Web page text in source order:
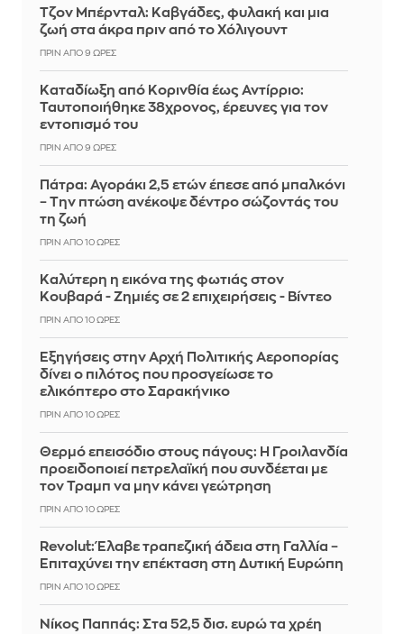
Τζον Μπέρνταλ: Καβγάδες, φυλακή και μια
ζωή στα άκρα πριν από το Χόλιγουντ
ΠΡΙΝ ΑΠΌ 9 ΏΡΕΣ
Καταδίωξη από Κορινθία έως Αντίρριο:
Ταυτοποιήθηκε 38χρονος, έρευνες για τον
εντοπισμό του
ΠΡΙΝ ΑΠΌ 9 ΏΡΕΣ
Πάτρα: Αγοράκι 2,5 ετών έπεσε από μπαλκόνι
– Την πτώση ανέκοψε δέντρο σώζοντάς του
τη ζωή
ΠΡΙΝ ΑΠΌ 10 ΏΡΕΣ
Καλύτερη η εικόνα της φωτιάς στον
Κουβαρά - Ζημιές σε 2 επιχειρήσεις - Βίντεο
ΠΡΙΝ ΑΠΌ 10 ΏΡΕΣ
Εξηγήσεις στην Αρχή Πολιτικής Αεροπορίας
δίνει ο πιλότος που προσγείωσε το
ελικόπτερο στο Σαρακήνικο
ΠΡΙΝ ΑΠΌ 10 ΏΡΕΣ
Θερμό επεισόδιο στους πάγους: Η Γροιλανδία
προειδοποιεί πετρελαϊκή που συνδέεται με
τον Τραμπ να μην κάνει γεώτρηση
ΠΡΙΝ ΑΠΌ 10 ΏΡΕΣ
Revolut: Έλαβε τραπεζική άδεια στη Γαλλία –
Επιταχύνει την επέκταση στη Δυτική Ευρώπη
ΠΡΙΝ ΑΠΌ 10 ΏΡΕΣ
Νίκος Παππάς: Στα 52,5 δισ. ευρώ τα χρέη